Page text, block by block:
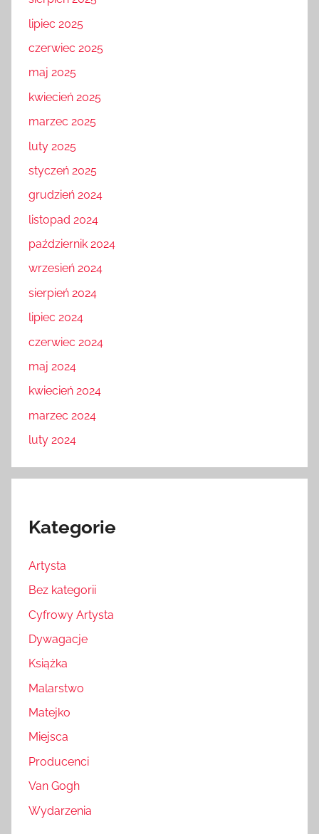
lipiec 2025
czerwiec 2025
maj 2025
kwiecień 2025
marzec 2025
luty 2025
styczeń 2025
grudzień 2024
listopad 2024
październik 2024
wrzesień 2024
sierpień 2024
lipiec 2024
czerwiec 2024
maj 2024
kwiecień 2024
marzec 2024
luty 2024
Kategorie
Artysta
Bez kategorii
Cyfrowy Artysta
Dywagacje
Książka
Malarstwo
Matejko
Miejsca
Producenci
Van Gogh
Wydarzenia